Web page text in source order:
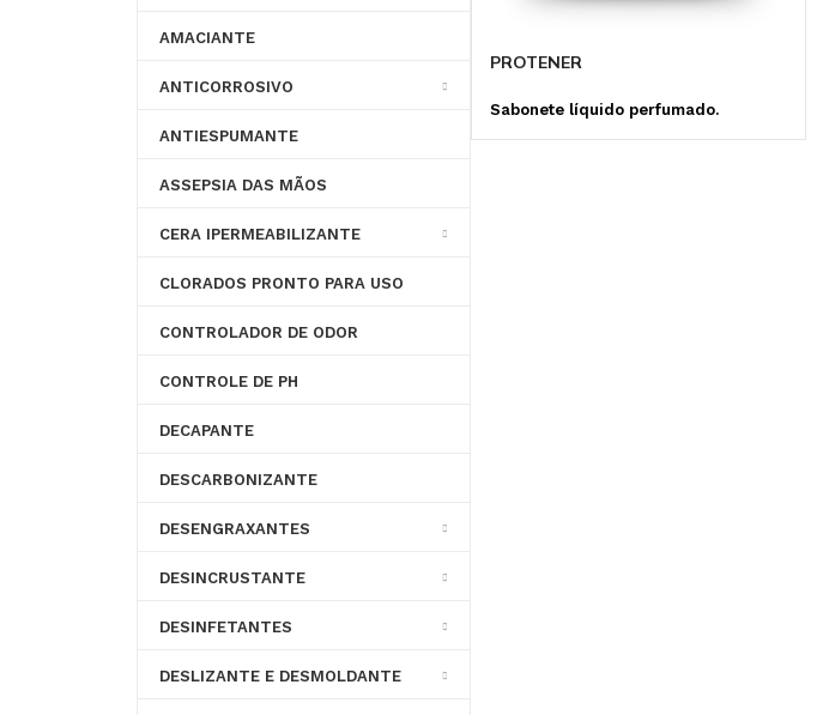
AMACIANTE
ANTICORROSIVO
ANTIESPUMANTE
ASSEPSIA DAS MÃOS
CERA IPERMEABILIZANTE
CLORADOS PRONTO PARA USO
CONTROLADOR DE ODOR
CONTROLE DE PH
DECAPANTE
DESCARBONIZANTE
DESENGRAXANTES
DESINCRUSTANTE
DESINFETANTES
DESLIZANTE E DESMOLDANTE
PROTENER
Sabonete líquido perfumado.